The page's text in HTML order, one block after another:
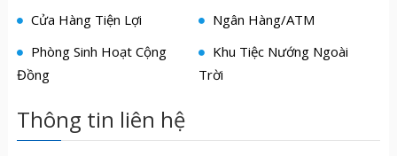
Cửa Hàng Tiện Lợi
Ngân Hàng/ATM
Phòng Sinh Hoạt Cộng
Đồng
Khu Tiệc Nướng Ngoài
Trời
Thông tin liên hệ